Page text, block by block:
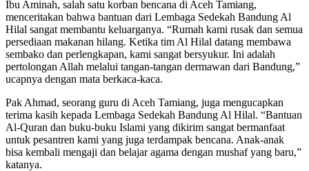
Ibu Aminah, salah satu korban bencana di Aceh Tamiang,
menceritakan bahwa bantuan dari Lembaga Sedekah Bandung Al
Hilal sangat membantu keluarganya. “Rumah kami rusak dan semua
persediaan makanan hilang. Ketika tim Al Hilal datang membawa
sembako dan perlengkapan, kami sangat bersyukur. Ini adalah
pertolongan Allah melalui tangan-tangan dermawan dari Bandung,”
ucapnya dengan mata berkaca-kaca.
Pak Ahmad, seorang guru di Aceh Tamiang, juga mengucapkan
terima kasih kepada Lembaga Sedekah Bandung Al Hilal. “Bantuan
Al-Quran dan buku-buku Islami yang dikirim sangat bermanfaat
untuk pesantren kami yang juga terdampak bencana. Anak-anak
bisa kembali mengaji dan belajar agama dengan mushaf yang baru,”
katanya.